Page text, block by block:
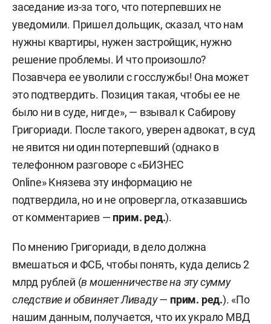
заседание из-за того, что потерпевших не
уведомили. Пришел дольщик, сказал, что нам
нужны квартиры, нужен застройщик, нужно
решение проблемы. И что произошло?
Позавчера ее уволили с госслужбы! Она может
это подтвердить. Позиция такая, чтобы ее не
было ни в суде, нигде», — взывал к Сабирову
Григориади. После такого, уверен адвокат, в суд
не явится ни один потерпевший (однако в
телефонном разговоре с «БИЗНЕС
Online» Князева эту информацию не
подтвердила, но и не опровергла, отказавшись
от комментариев — прим. ред.).
По мнению Григориади, в дело должна
вмешаться и ФСБ, чтобы понять, куда делись 2
млрд рублей (в мошенничестве на эту сумму
следствие и обвиняет Ливаду— прим. ред.). «По
нашим данным, получается, что их украло МВД